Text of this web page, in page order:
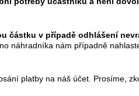
částku v případě odhlášení
náhradníka nám případně
platby na náš účet. Prosíme,